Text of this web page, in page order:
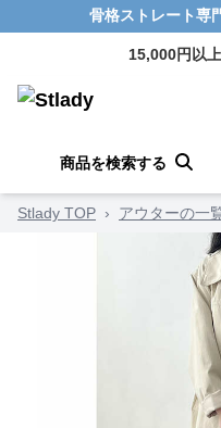
骨格ストレート専
15,000円以
商品を検索する
Stlady TOP › アウターの一